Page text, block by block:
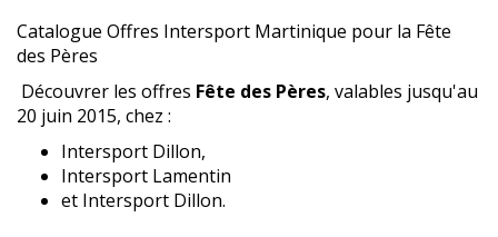
Catalogue Offres Intersport Martinique pour la Fête
des Pères
Découvrer les offres Fête des Pères, valables jusqu'au
20 juin 2015, chez :
Intersport Dillon,
Intersport Lamentin
et Intersport Dillon.